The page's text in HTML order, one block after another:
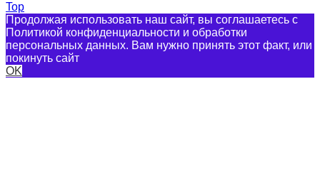
Top
Продолжая использовать наш сайт, вы соглашаетесь с
Политикой конфиденциальности и обработки
персональных данных. Вам нужно принять этот факт, или
покинуть сайт
OK